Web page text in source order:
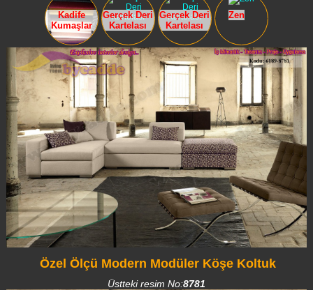
Kadife
Kumaşlar
Gerçek Deri
Kartelası
Gerçek Deri
Kartelası
Zen
Özel Ölçü Modern Modüler Köşe Koltuk
Üstteki resim No:8781